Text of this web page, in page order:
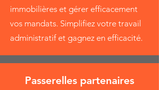
immobilières et gérer efficacement
vos mandats. Simplifiez votre travail
administratif et gagnez en efficacité.
Passerelles partenaires